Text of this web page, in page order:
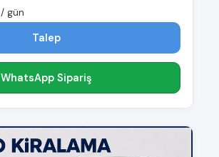
/ gün
Talep
WhatsApp Sipariş